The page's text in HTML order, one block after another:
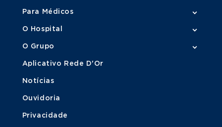
Para Médicos
O Hospital
O Grupo
Aplicativo Rede D'Or
Notícias
Ouvidoria
Privacidade